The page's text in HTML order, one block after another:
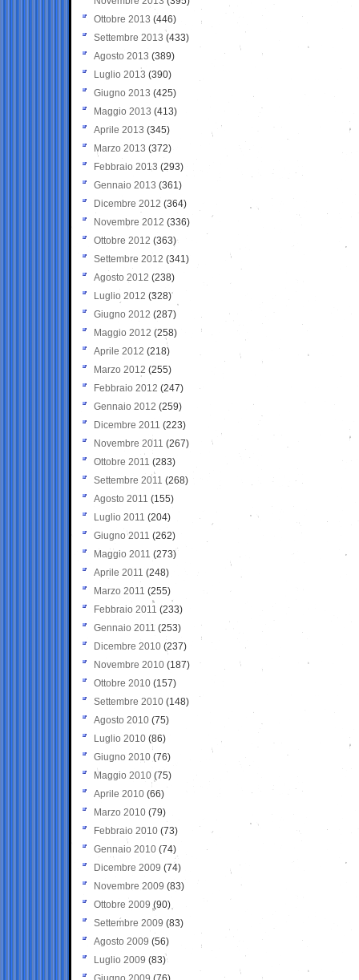
Ottobre 2013 (446)
Settembre 2013 (433)
Agosto 2013 (389)
Luglio 2013 (390)
Giugno 2013 (425)
Maggio 2013 (413)
Aprile 2013 (345)
Marzo 2013 (372)
Febbraio 2013 (293)
Gennaio 2013 (361)
Dicembre 2012 (364)
Novembre 2012 (336)
Ottobre 2012 (363)
Settembre 2012 (341)
Agosto 2012 (238)
Luglio 2012 (328)
Giugno 2012 (287)
Maggio 2012 (258)
Aprile 2012 (218)
Marzo 2012 (255)
Febbraio 2012 (247)
Gennaio 2012 (259)
Dicembre 2011 (223)
Novembre 2011 (267)
Ottobre 2011 (283)
Settembre 2011 (268)
Agosto 2011 (155)
Luglio 2011 (204)
Giugno 2011 (262)
Maggio 2011 (273)
Aprile 2011 (248)
Marzo 2011 (255)
Febbraio 2011 (233)
Gennaio 2011 (253)
Dicembre 2010 (237)
Novembre 2010 (187)
Ottobre 2010 (157)
Settembre 2010 (148)
Agosto 2010 (75)
Luglio 2010 (86)
Giugno 2010 (76)
Maggio 2010 (75)
Aprile 2010 (66)
Marzo 2010 (79)
Febbraio 2010 (73)
Gennaio 2010 (74)
Dicembre 2009 (74)
Novembre 2009 (83)
Ottobre 2009 (90)
Settembre 2009 (83)
Agosto 2009 (56)
Luglio 2009 (83)